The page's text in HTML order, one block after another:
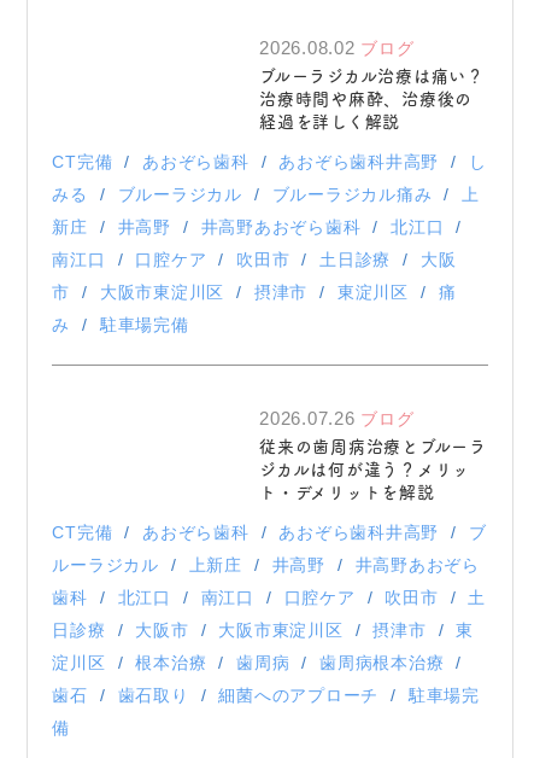
2026.08.02 ブログ
ブルーラジカル治療は痛い？
治療時間や麻酔、治療後の
経過を詳しく解説
CT完備 あおぞら歯科 あおぞら歯科井高野
し
みる
ブルーラジカル ブルーラジカル痛み
上
新庄
井高野 井高野あおぞら歯科
北江口
南江口
口腔ケア 吹田市 土日診療
大阪
市
大阪市東淀川区 摂津市 東淀川区
痛
み
駐車場完備
2026.07.26 ブログ
従来の歯周病治療とブルーラ
ジカルは何が違う？メリッ
ト・デメリットを解説
CT完備 あおぞら歯科 あおぞら歯科井高野
ブ
ルーラジカル
上新庄 井高野
井高野あおぞら
歯科
北江口 南江口 口腔ケア 吹田市
土
日診療
大阪市 大阪市東淀川区 摂津市
東
淀川区
根本治療 歯周病
歯周病根本治療
歯石
歯石取り 細菌へのアプローチ
駐車場完
備